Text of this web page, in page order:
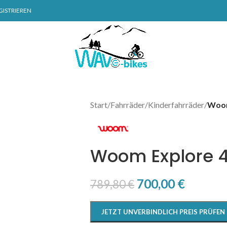
Start/Fahrräder/Kinderfahrräder/
Woom Explore
789,80€ 700,00€
JETZT UNVERBINDLICH PREIS PRÜFEN